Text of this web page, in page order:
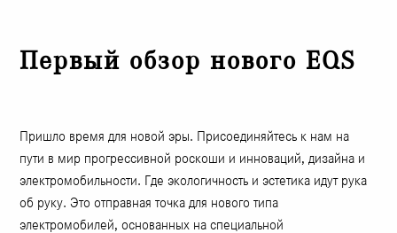
Первый обзор нового EQS
Пришло время для новой эры. Присоединяйтесь к нам на
пути в мир прогрессивной роскоши и инноваций, дизайна и
электромобильности. Где экологичность и эстетика идут рука
об руку. Это отправная точка для нового типа
электромобилей, основанных на специальной